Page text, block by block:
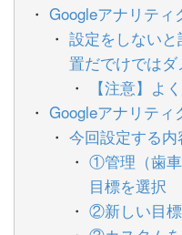
Googleアナリティ
設定をしない
置だでけではダ
【注意】よ
Googleアナリティ
今回設定する内
①管理（歯
目標を選択
②新しい目